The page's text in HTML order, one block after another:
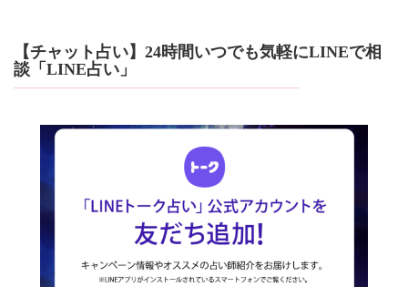
【チャット占い】24時間いつでも気軽にLINEで相
談「LINE占い」